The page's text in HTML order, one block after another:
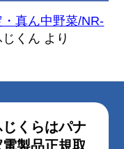
・真ん中野菜/NR-
くん より
くらはパナ
製品正規取